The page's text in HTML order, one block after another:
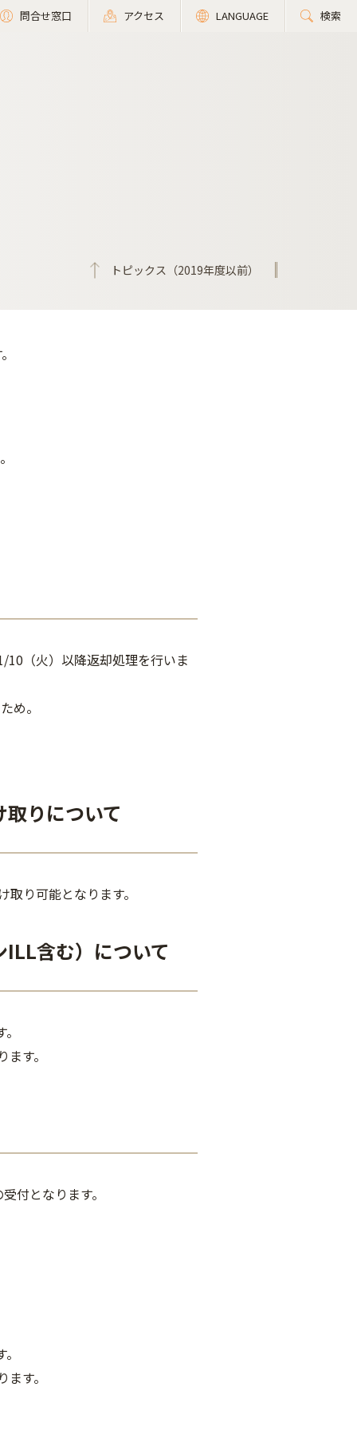
問合せ窓口 アクセス LANGUAGE 検索
トピックス（2019年度以前）
（火）以降返却処理を行いま
め。
りについて
り可能となります。
含む）について
す。
付となります。
す。